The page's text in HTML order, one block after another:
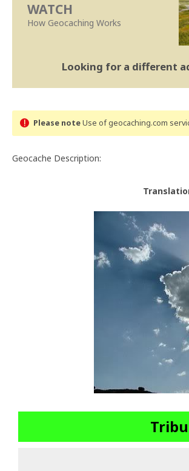
WATCH
How Geocaching Works
Looking for a different
Please noteUse of geocaching.com
Geocache Description: